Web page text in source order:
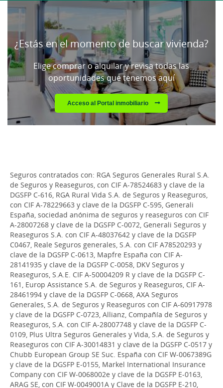
Cargando
contenido,
por
favor
espere...
¿Estás en el momento de buscar vivienda?
Elige comprar o alquilar y revisa todas las
oportunidades que tenemos aquí
Acceso al Portal inmobiliario
Seguros contratados con: RGA Seguros Generales Rural S.A.
de Seguros y Reaseguros, con CIF A-78524683 y clave de la
DGSFP C-616, RGA Rural Vida S.A. de Seguros y Reaseguros,
con CIF A-78229663 y clave de la DGSFP C-595, Generali
España, sociedad anónima de seguros y reaseguros con CIF
A-28007268 y clave de la DGSFP C-0072, Generali Seguros y
Reaseguros S.A. con CIF A-48037642 y clave de la DGSFP
C0467, Reale Seguros generales, S.A. con CIF A78520293 y
clave de la DGSFP C-0613, Mapfre España con CIF A-
28141935 y clave de la DGSFP C-0058, DKV Seguros y
Reaseguros, S.A.E. CIF A-50004209 R y clave de la DGSFP C-
161, Europ Assistance S.A. de Seguros y Reaseguros, CIF A-
28461994 y clave de la DGSFP C-0668, AXA Seguros
Generales, S.A. de Seguros y Reaseguros con CIF A-60917978
y clave de la DGSFP C-0723, Allianz, Compañía de Seguros y
Reaseguros, S.A. con CIF A-28007748 y clave de la DGSFP C-
0109, Plus Ultra Seguros Generales y Vida, S.A. de Seguros y
Reaseguros con CIF A-30014831 y clave de la DGSFP C-0517 y
Chubb European Group SE Suc. España con CIF W-0067389G
y clave de la DGSFP E-0155, Markel International Insurance
Company con CIF W-0068002e y clave de la DGSFP E-0163,
ARAG SE, con CIF W-0049001A y Clave de la DGSFP E-210,